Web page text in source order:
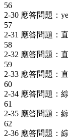
56
2-30 應答問題：
57
2-31 應答問題：
58
2-32 應答問題：
59
2-33 應答問題：
60
2-34 應答問題：
61
2-35 應答問題：
62
2-36 應答問題：